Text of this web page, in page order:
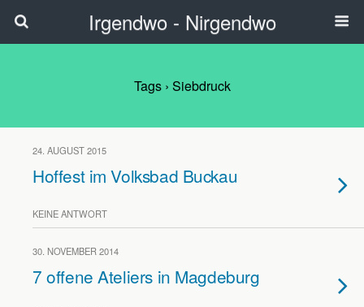
Irgendwo - Nirgendwo
Tags › Siebdruck
24. AUGUST 2015
Hoffest im Volksbad Buckau
KEINE ANTWORT
30. NOVEMBER 2014
7 offene Ateliers in Magdeburg